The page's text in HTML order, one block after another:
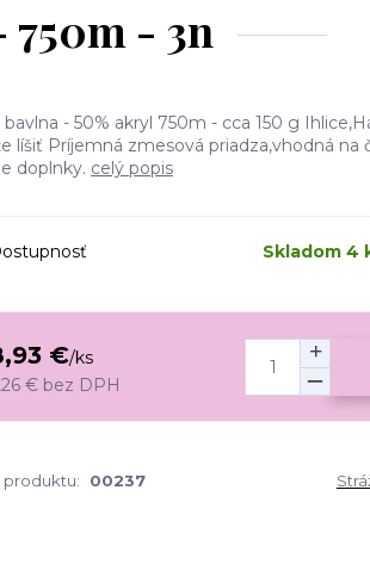
750m - 3n
bavlna - 50% akryl 750m - cca 150 g
líšiť Príjemná zmesová priadza,vhodná na
doplnky. celý popis
Skladom 4
€/ks
€ bez DPH
produktu: 00237